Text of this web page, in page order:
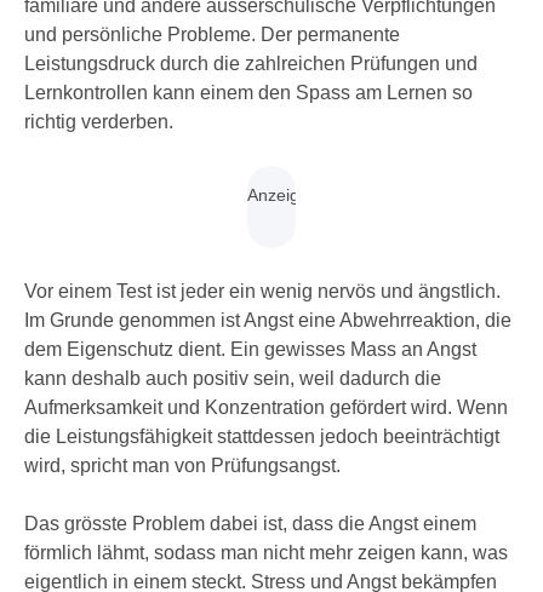
familiäre und andere ausserschulische Verpflichtungen
und persönliche Probleme. Der permanente
Leistungsdruck durch die zahlreichen Prüfungen und
Lernkontrollen kann einem den Spass am Lernen so
richtig verderben.
Vor einem Test ist jeder ein wenig nervös und ängstlich.
Im Grunde genommen ist Angst eine Abwehrreaktion, die
dem Eigenschutz dient. Ein gewisses Mass an Angst
kann deshalb auch positiv sein, weil dadurch die
Aufmerksamkeit und Konzentration gefördert wird. Wenn
die Leistungsfähigkeit stattdessen jedoch beeinträchtigt
wird, spricht man von Prüfungsangst.
Das grösste Problem dabei ist, dass die Angst einem
förmlich lähmt, sodass man nicht mehr zeigen kann, was
eigentlich in einem steckt. Stress und Angst bekämpfen